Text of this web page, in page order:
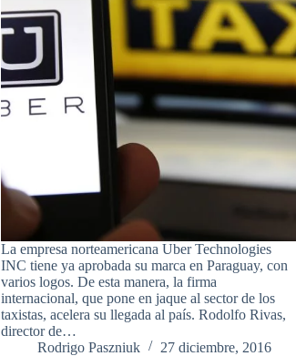
La empresa norteamericana Uber Technologies
INC tiene ya aprobada su marca en Paraguay, con
varios logos. De esta manera, la firma
internacional, que pone en jaque al sector de los
taxistas, acelera su llegada al país. Rodolfo Rivas,
director de…
Rodrigo Paszniuk
27 diciembre, 2016